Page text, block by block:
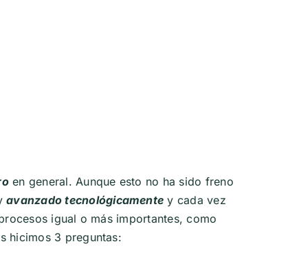
en general. Aunque esto no ha sido freno
avanzado tecnológicamente y cada vez
igual o más importantes, como
hicimos 3 preguntas: